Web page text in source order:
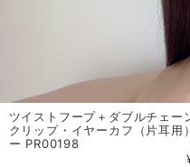
ツイストフープ＋ダブルチェー
クリップ・イヤーカフ（片耳用
ー PR00198